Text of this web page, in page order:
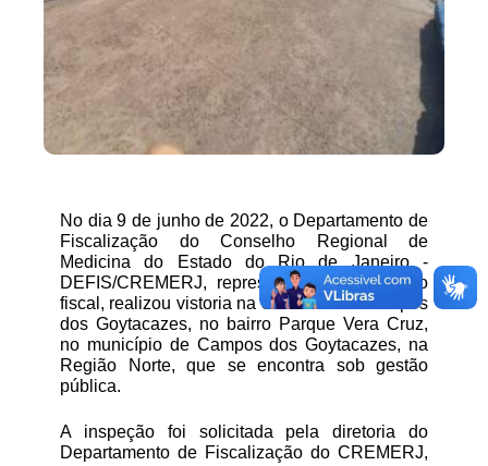
No dia 9 de junho de 2022, o Departamento de
Fiscalização do Conselho Regional de
Medicina do Estado do Rio de Janeiro -
DEFIS/CREMERJ, representado pelo médico
fiscal, realizou vistoria na UPA 24HRS Campos
dos Goytacazes, no bairro Parque Vera Cruz,
no município de Campos dos Goytacazes, na
Região Norte, que se encontra sob gestão
pública.
A inspeção foi solicitada pela diretoria do
Departamento de Fiscalização do CREMERJ,